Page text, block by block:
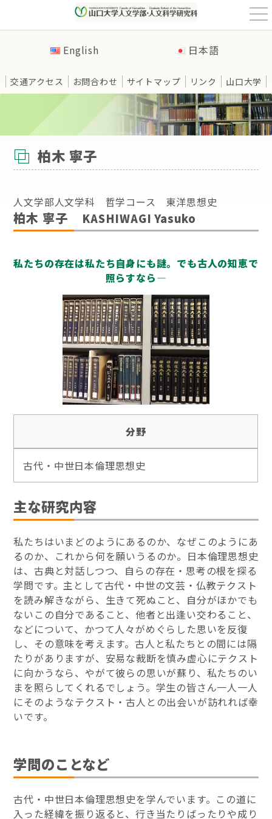
t
o
g
v
i
g
a
t
i
English 日本語
交通アクセス お問合わせ サイトマップ リンク 山口大学
>教員紹介 >哲学コース >柏木 寧子
柏木 寧子
人文学部人文学科 哲学コース 東洋思想史
柏木 寧子 KASHIWAGI Yasuko
私たちの存在は私たち自身にも謎。でも古人の知恵で
照らすなら―
分野
古代・中世日本倫理思想史
主な研究内容
私たちはいまどのようにあるのか、なぜこのようにあ
るのか、これから何を願いうるのか。日本倫理思想史
は、古典と対話しつつ、自らの存在・思考の根を探る
学問です。主として古代・中世の文芸・仏教テクスト
を読み解きながら、生きて死ぬこと、自分がほかでも
ないこの自分であること、他者と出逢い交わること、
などについて、かつて人々がめぐらした思いを反復
し、その意味を考えます。古人と私たちとの間には隔
たりがありますが、安易な裁断を慎み虚心にテクスト
に向かうなら、やがて彼らの思いが蘇り、私たちのい
まを照らしてくれるでしょう。学生の皆さん一人一人
にそのようなテクスト・古人との出会いが訪れれば幸
いです。
学問のことなど
古代・中世日本倫理思想史を学んでいます。この道に
入った経緯を振り返ると、行き当たりばったりや成り